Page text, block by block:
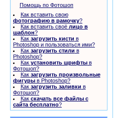
Помощь по Фотошоп
Как вставить свою
фотографию в рамочку?
Как вставить своё лицо в
шаблон?
Как загрузить кисти в
Photoshop и пользоваться ими?
Как загрузить стили в
Photoshop?
Как установить шрифтыв
Фотошоп?
Как загрузить произвольные
фигуры в Photoshop?
Как загрузить заливки в
Фотошоп?
Как скачать все файлы с
сайта бесплатно?